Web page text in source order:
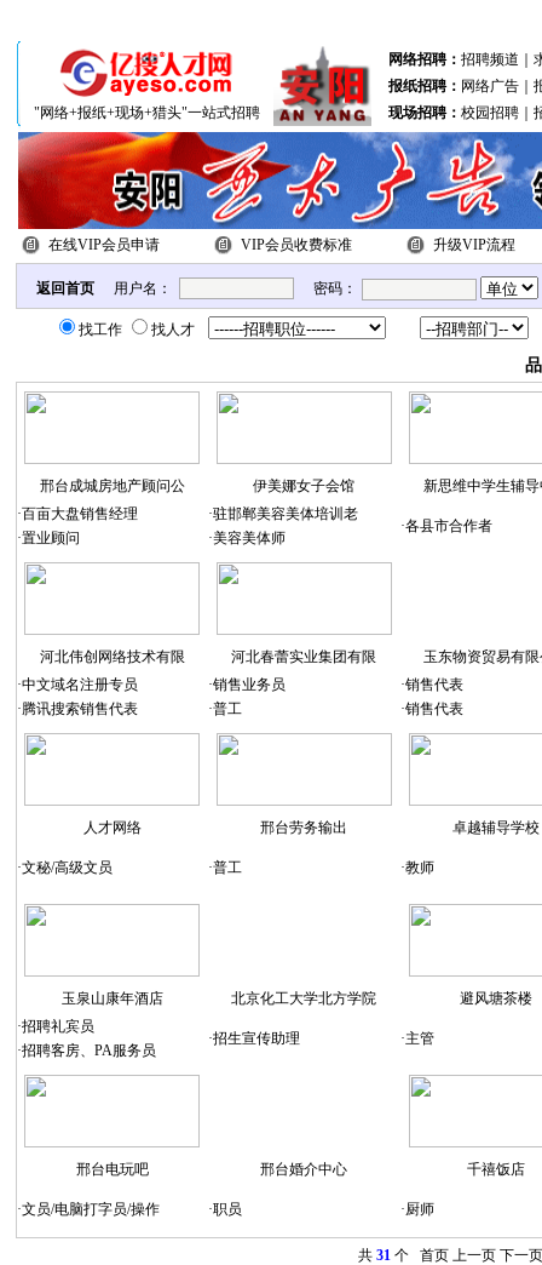
网络招聘： 招聘频道
报纸招聘： 网络广告｜
"网络+报纸+现场+猎头"一站式招聘
现场招聘： 校园招聘｜
在线VIP会员申请 VIP会员收费标准 升级VIP流程
返回首页 用户名： 密码：
找工作 找人才
邢台成城房地产顾问公
·百亩大盘销售经理
·置业顾问
伊美娜女子会馆
·驻邯郸美容美体培训老
·美容美体师
新思维中学生辅
·各县市合作者
河北伟创网络技术有限
·中文域名注册专员
·腾讯搜索销售代表
河北春蕾实业集团有限
·销售业务员
·普工
玉东物资贸易有
·销售代表
·销售代表
人才网络
·文秘/高级文员
邢台劳务输出
·普工
卓越辅导学校
·教师
玉泉山康年酒店
·招聘礼宾员
·招聘客房、PA服务员
北京化工大学北方学院
·招生宣传助理
避风塘茶楼
·主管
邢台电玩吧
·文员/电脑打字员/操作
邢台婚介中心
·职员
千禧饭店
·厨师
共 31 个 首页 上一页 下一页